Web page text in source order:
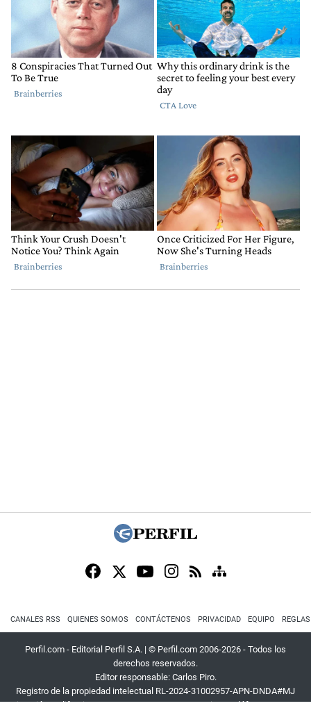
CANALES RSS QUIENES SOMOS CONTÁCTENOS PRIVACIDAD EQUIPO
Perfil.com - Editorial Perfil S.A. | © Perfil.com 2006-2026 - Todos los
derechos reservados.
Editor responsable: Carlos Piro.
Registro de la propiedad intelectual RL-2024-31002957-APN-DNDA#MJ
Dirección:California 2715,C1289ABI,CABA, Argentina| Teléfono:+54 9 11